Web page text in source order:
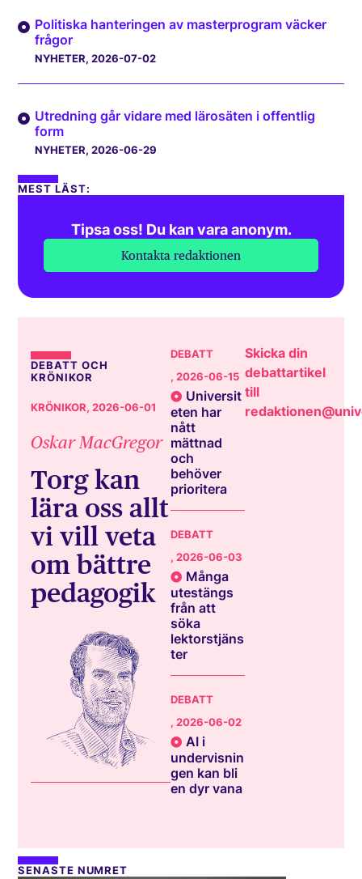
Politiska hanteringen av masterprogram väcker
frågor
NYHETER, 2026-07-02
Utredning går vidare med lärosäten i offentlig
form
NYHETER, 2026-06-29
MEST LÄST:
Tipsa oss! Du kan vara anonym.
Kontakta redaktionen
DEBATT OCH
KRÖNIKOR
KRÖNIKOR, 2026-06-01
Oskar MacGregor
Torg kan
lära oss allt
vi vill veta
om bättre
pedagogik
DEBATT
, 2026-06-15
Universit
eten har
nått
mättnad
och
behöver
prioritera
DEBATT
, 2026-06-03
Många
utestängs
från att
söka
lektorstjäns
ter
DEBATT
, 2026-06-02
AI i
undervisnin
gen kan bli
en dyr vana
Skicka din
debattartikel
till
SENASTE NUMRET